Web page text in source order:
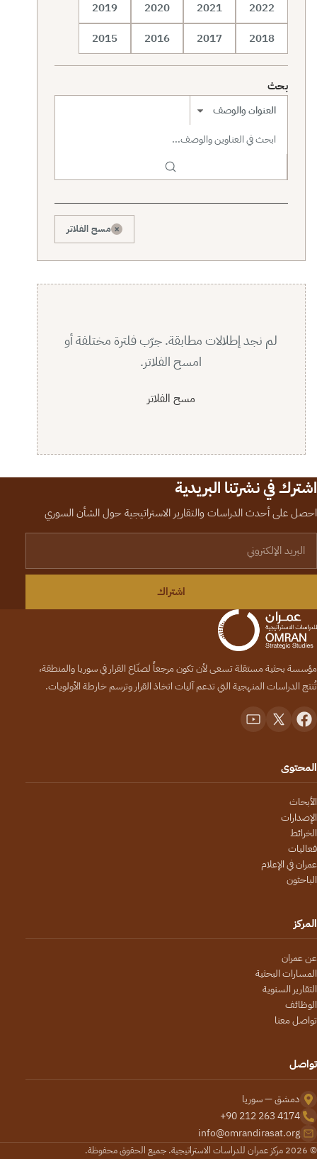
2022
2021
2020
2019
2018
2017
2016
2015
بحث
نطاق البحث
× مسح الفلاتر
لم نجد إطلالات مطابقة. جرّب فلترة مختلفة أو
امسح الفلاتر.
مسح الفلاتر
اشترك في نشرتنا البريدية
احصل على أحدث الدراسات والتقارير الاستراتيجية حول الشأن السوري
اشتراك
مؤسسة بحثية مستقلة تسعى لأن تكون مرجعاً لصنّاع القرار في سوريا والمنطقة،
تُنتج الدراسات المنهجية التي تدعم آليات اتخاذ القرار وترسم خارطة الأولويات.
المحتوى
الأبحاث
الإصدارات
الخرائط
فعاليات
عمران في الإعلام
الباحثون
المركز
عن عمران
المسارات البحثية
التقارير السنوية
الوظائف
تواصل معنا
تواصل
دمشق — سوريا
+90 212 263 4174
info@omrandirasat.org
© 2026 مركز عمران للدراسات الاستراتيجية. جميع الحقوق محفوظة.